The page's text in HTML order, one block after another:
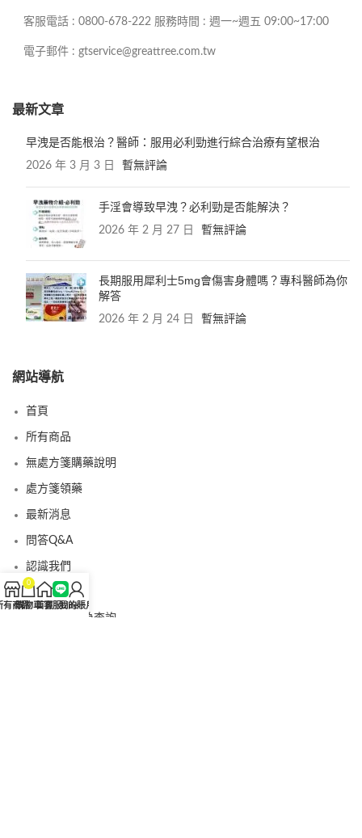
客服電話 : 0800-678-222 服務時間 : 週一~週五 09:00~17:00
電子郵件 : gtservice@greattree.com.tw
最新文章
早洩是否能根治？醫師：服用必利勁進行綜合治療有望根治
2026 年 3 月 3 日 暫無評論
手淫會導致早洩？必利勁是否能解決？
2026 年 2 月 27 日 暫無評論
長期服用犀利士5mg會傷害身體嗎？專科醫師為你
解答
2026 年 2 月 24 日 暫無評論
網站導航
首頁
所有商品
無處方箋購藥說明
處方箋領藥
最新消息
問答Q&A
認識我們
聯絡我們
美國黑金真偽查詢
有商品
0
購物車首頁客服Line
我的賬戶